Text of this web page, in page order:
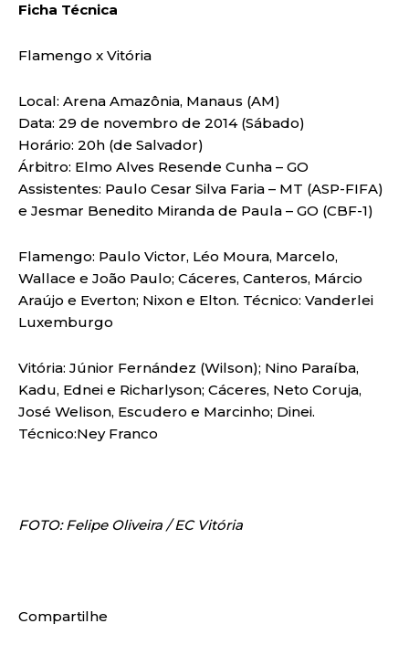
Ficha Técnica
Flamengo x Vitória
Local: Arena Amazônia, Manaus (AM)
Data: 29 de novembro de 2014 (Sábado)
Horário: 20h (de Salvador)
Árbitro: Elmo Alves Resende Cunha – GO
Assistentes: Paulo Cesar Silva Faria – MT (ASP-FIFA)
e Jesmar Benedito Miranda de Paula – GO (CBF-1)
Flamengo: Paulo Victor, Léo Moura, Marcelo,
Wallace e João Paulo; Cáceres, Canteros, Márcio
Araújo e Everton; Nixon e Elton. Técnico: Vanderlei
Luxemburgo
Vitória: Júnior Fernández (Wilson); Nino Paraíba,
Kadu, Ednei e Richarlyson; Cáceres, Neto Coruja,
José Welison, Escudero e Marcinho; Dinei.
Técnico:Ney Franco
FOTO: Felipe Oliveira / EC Vitória
Compartilhe